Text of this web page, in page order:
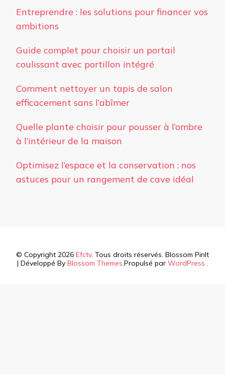
Entreprendre : les solutions pour financer vos
ambitions
Guide complet pour choisir un portail
coulissant avec portillon intégré
Comment nettoyer un tapis de salon
efficacement sans l’abîmer
Quelle plante choisir pour pousser à l’ombre
à l’intérieur de la maison
Optimisez l’espace et la conservation : nos
astuces pour un rangement de cave idéal
© Copyright 2026 Efctv. Tous droits réservés. Blossom PinIt
| Développé By Blossom Themes.Propulsé par WordPress .